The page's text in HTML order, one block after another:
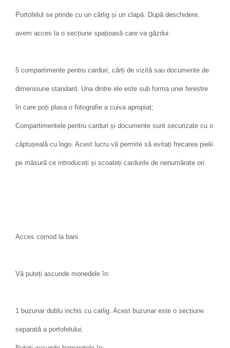
Portofelul se prinde cu un cârlig și un clapă. După deschidere,
avem acces la o secțiune spațioasă care va găzdui:
5 compartimente pentru carduri, cărți de vizită sau documente de
dimensiune standard. Una dintre ele este sub forma unei ferestre
în care poți plasa o fotografie a cuiva apropiat;
Compartimentele pentru carduri și documente sunt securizate cu o
căptușeală cu logo. Acest lucru vă permite să evitați frecarea pielii
pe măsură ce introduceți și scoateți cardurile de nenumărate ori.
Acces comod la bani
Vă puteți ascunde monedele în:
1 buzunar dublu inchis cu carlig. Acest buzunar este o secțiune
separată a portofelului;